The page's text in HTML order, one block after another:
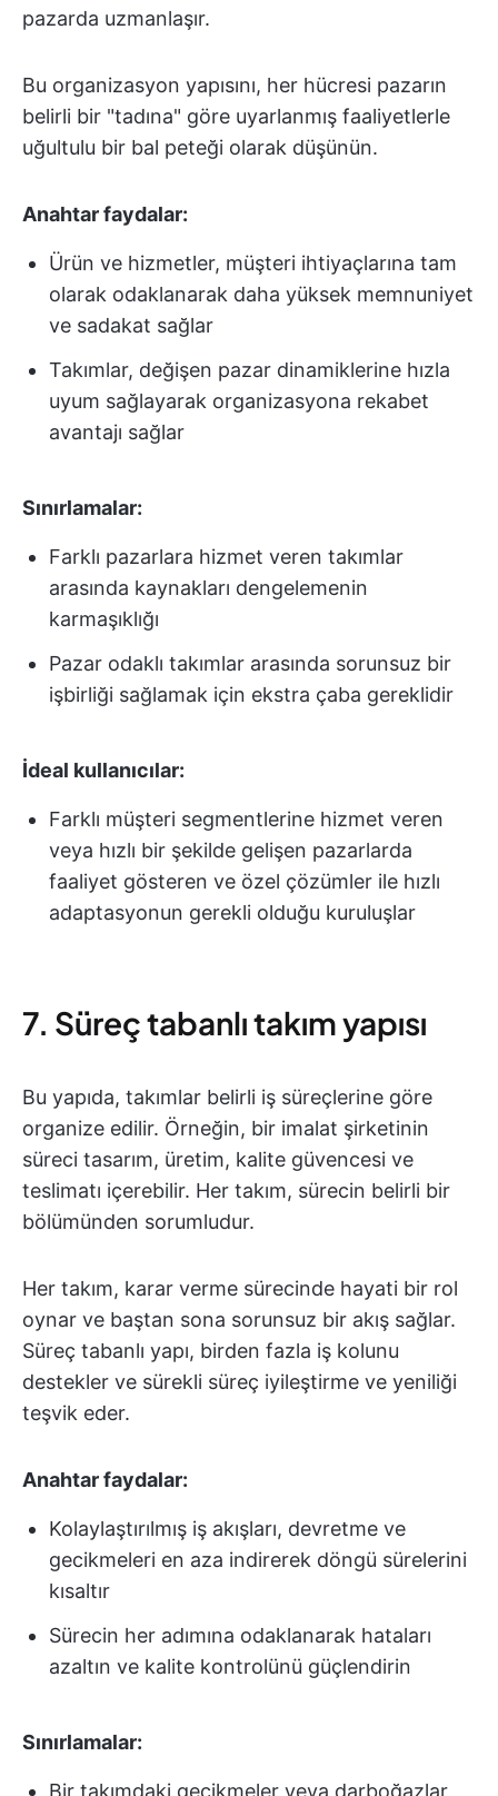
pazarda uzmanlaşır.
Bu organizasyon yapısını, her hücresi pazarın
belirli bir "tadına" göre uyarlanmış faaliyetlerle
uğultulu bir bal peteği olarak düşünün.
Anahtar faydalar:
Ürün ve hizmetler, müşteri ihtiyaçlarına tam
olarak odaklanarak daha yüksek memnuniyet
ve sadakat sağlar
Takımlar, değişen pazar dinamiklerine hızla
uyum sağlayarak organizasyona rekabet
avantajı sağlar
Sınırlamalar:
Farklı pazarlara hizmet veren takımlar
arasında kaynakları dengelemenin
karmaşıklığı
Pazar odaklı takımlar arasında sorunsuz bir
işbirliği sağlamak için ekstra çaba gereklidir
İdeal kullanıcılar:
Farklı müşteri segmentlerine hizmet veren
veya hızlı bir şekilde gelişen pazarlarda
faaliyet gösteren ve özel çözümler ile hızlı
adaptasyonun gerekli olduğu kuruluşlar
7. Süreç tabanlı takım yapısı
Bu yapıda, takımlar belirli iş süreçlerine göre
organize edilir. Örneğin, bir imalat şirketinin
süreci tasarım, üretim, kalite güvencesi ve
teslimatı içerebilir. Her takım, sürecin belirli bir
bölümünden sorumludur.
Her takım, karar verme sürecinde hayati bir rol
oynar ve baştan sona sorunsuz bir akış sağlar.
Süreç tabanlı yapı, birden fazla iş kolunu
destekler ve sürekli süreç iyileştirme ve yeniliği
teşvik eder.
Anahtar faydalar:
Kolaylaştırılmış iş akışları, devretme ve
gecikmeleri en aza indirerek döngü sürelerini
kısaltır
Sürecin her adımına odaklanarak hataları
azaltın ve kalite kontrolünü güçlendirin
Sınırlamalar:
Bir takımdaki gecikmeler veya darboğazlar